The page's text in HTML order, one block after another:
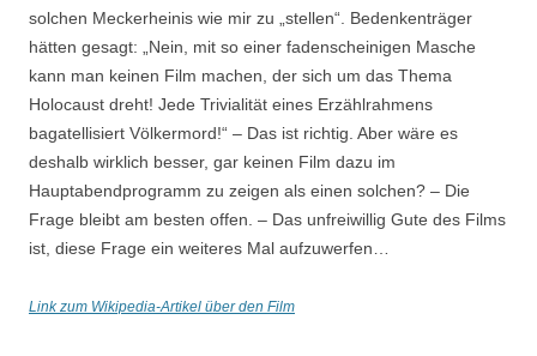
solchen Meckerheinis wie mir zu „stellen“. Bedenkenträger
hätten gesagt: „Nein, mit so einer fadenscheinigen Masche
kann man keinen Film machen, der sich um das Thema
Holocaust dreht! Jede Trivialität eines Erzählrahmens
bagatellisiert Völkermord!“ – Das ist richtig. Aber wäre es
deshalb wirklich besser, gar keinen Film dazu im
Hauptabendprogramm zu zeigen als einen solchen? – Die
Frage bleibt am besten offen. – Das unfreiwillig Gute des Films
ist, diese Frage ein weiteres Mal aufzuwerfen…
Link zum Wikipedia-Artikel über den Film